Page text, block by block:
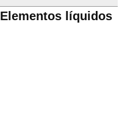
Elementos líquidos